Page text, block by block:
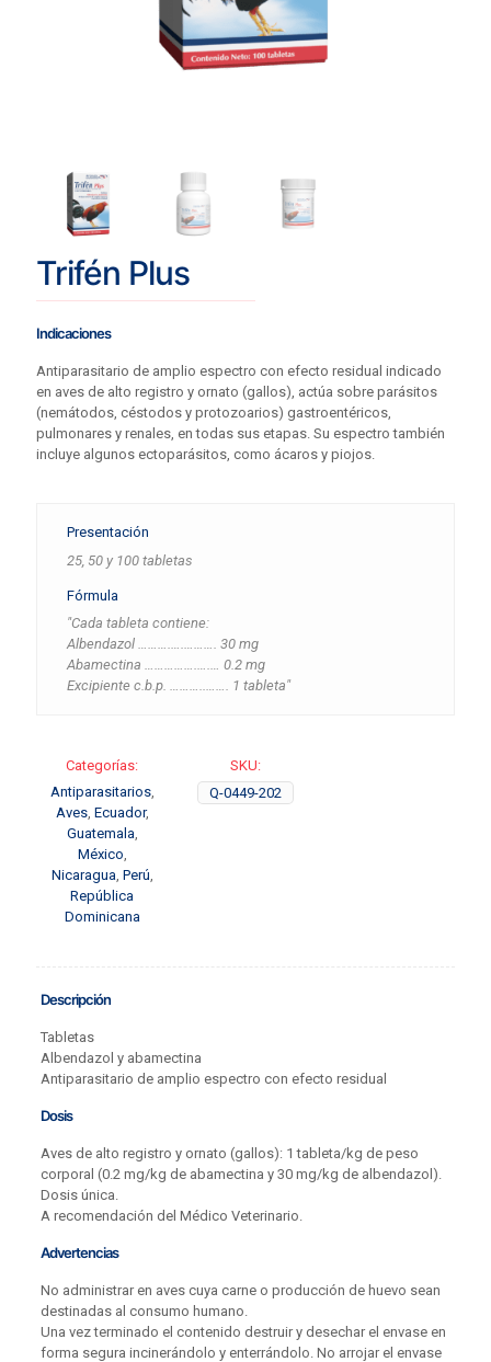
Trifén Plus
Indicaciones
Antiparasitario de amplio espectro con efecto residual indicado
en aves de alto registro y ornato (gallos), actúa sobre parásitos
(nemátodos, céstodos y protozoarios) gastroentéricos,
pulmonares y renales, en todas sus etapas. Su espectro también
incluye algunos ectoparásitos, como ácaros y piojos.
Presentación
25, 50 y 100 tabletas
Fórmula
"Cada tableta contiene:
Albendazol ……….….………. 30 mg
Abamectina …………….….… 0.2 mg
Excipiente c.b.p. ………..……. 1 tableta"
Categorías:
Antiparasitarios,
Aves, Ecuador,
Guatemala
México
Nicaragua Perú
República
Dominicana
SKU:
Q-0449-202
Descripción
Tabletas
Albendazol y abamectina
Antiparasitario de amplio espectro con efecto residual
Dosis
Aves de alto registro y ornato (gallos): 1 tableta/kg de peso
corporal (0.2 mg/kg de abamectina y 30 mg/kg de albendazol).
Dosis única.
A recomendación del Médico Veterinario.
Advertencias
No administrar en aves cuya carne o producción de huevo sean
destinadas al consumo humano.
Una vez terminado el contenido destruir y desechar el envase en
forma segura incinerándolo y enterrándolo. No arrojar el envase